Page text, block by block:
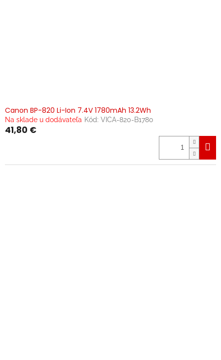
Canon BP-820 Li-Ion 7.4V 1780mAh 13.2Wh
Na sklade u dodávateľa Kód: VICA-820-B1780
41,80 €